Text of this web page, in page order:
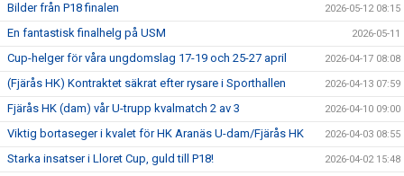
Bilder från P18 finalen 2026-05-12 08:15
En fantastisk finalhelg på USM 2026-05-11
Cup-helger för våra ungdomslag 17-19 och 25-27 april 2026-04-17 08:08
(Fjärås HK) Kontraktet säkrat efter rysare i Sporthallen 2026-04-13 07:59
Fjärås HK (dam) vår U-trupp kvalmatch 2 av 3 2026-04-10 09:00
Viktig bortaseger i kvalet för HK Aranäs U-dam/Fjärås HK 2026-04-03 08:55
Starka insatser i Lloret Cup, guld till P18! 2026-04-02 15:48